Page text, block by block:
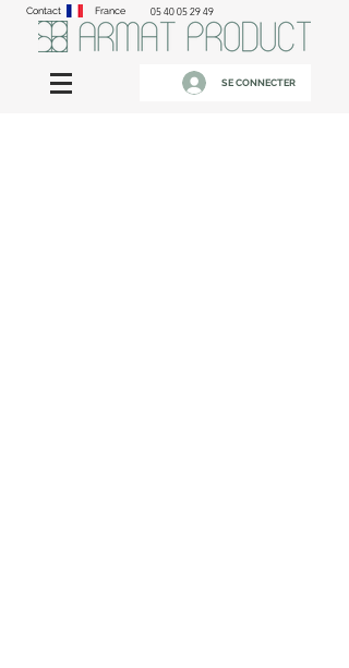
Contact France 05 40 05 29 49
SE CONNECTER